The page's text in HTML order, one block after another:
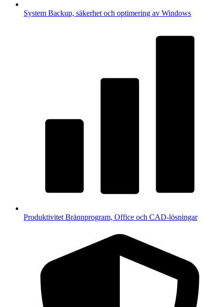
System Backup, säkerhet och optimering av Windows
Produktivitet Brännprogram, Office och CAD-lösningar